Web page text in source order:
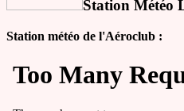
Station Météo
Station météo de l'Aéroclub :